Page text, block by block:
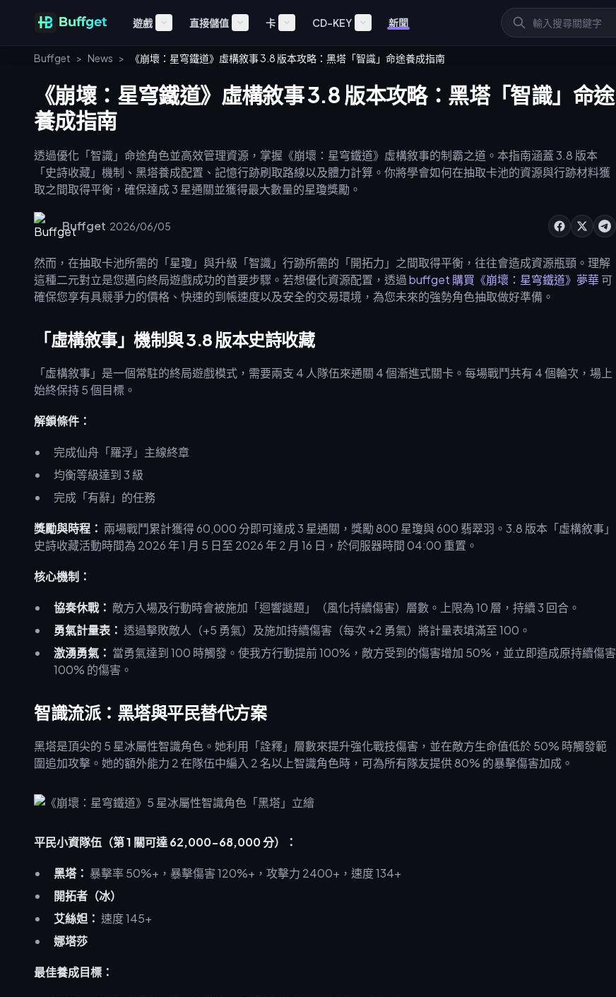
遊戲 直接儲值 卡 CD-KEY 新聞
Buffget > News > 《崩壞：星穹鐵道》虛構敘事 3.8 版本攻略：黑塔「智識」命途養成指南
《崩壞：星穹鐵道》虛構敘事 3.8 版本攻略：黑塔「智識」命途
養成指南
透過優化「智識」命途角色並高效管理資源，掌握《崩壞：星穹鐵道》虛構敘事的制霸之道。本指南涵蓋 3.8 版本
「史詩收藏」機制、黑塔養成配置、記憶行跡刷取路線以及體力計算。你將學會如何在抽取卡池的資源與行跡材料獲
取之間取得平衡，確保達成 3 星通關並獲得最大數量的星瓊獎勵。
Buffget·2026/06/05
然而，在抽取卡池所需的「星瓊」與升級「智識」行跡所需的「開拓力」之間取得平衡，往往會造成資源瓶頸。理解
這種二元對立是您邁向終局遊戲成功的首要步驟。若想優化資源配置，透過buffget 購買《崩壞：星穹鐵道》夢華可
確保您享有具競爭力的價格、快速的到帳速度以及安全的交易環境，為您未來的強勢角色抽取做好準備。
「虛構敘事」機制與 3.8 版本史詩收藏
「虛構敘事」是一個常駐的終局遊戲模式，需要兩支 4 人隊伍來通關 4 個漸進式關卡。每場戰鬥共有 4 個輪次，場上
始終保持 5 個目標。
解鎖條件：
完成仙舟「羅浮」主線終章
均衡等級達到 3 級
完成「有辭」的任務
獎勵與時程： 兩場戰鬥累計獲得 60,000 分即可達成 3 星通關，獎勵 800 星瓊與 600 翡翠羽。3.8 版本「虛構敘事」
史詩收藏活動時間為 2026 年 1 月 5 日至 2026 年 2 月 16 日，於伺服器時間 04:00 重置。
核心機制：
協奏休戰： 敵方入場及行動時會被施加「迴響謎題」（風化持續傷害）層數。上限為 10 層，持續 3 回合。
勇氣計量表： 透過擊敗敵人（+5 勇氣）及施加持續傷害（每次 +2 勇氣）將計量表填滿至 100。
激湧勇氣： 當勇氣達到 100 時觸發。使我方行動提前 100%，敵方受到的傷害增加 50%，並立即造成原持續傷害
100% 的傷害。
智識流派：黑塔與平民替代方案
黑塔是頂尖的 5 星冰屬性智識角色。她利用「詮釋」層數來提升強化戰技傷害，並在敵方生命值低於 50% 時觸發範
圍追加攻擊。她的額外能力 2 在隊伍中編入 2 名以上智識角色時，可為所有隊友提供 80% 的暴擊傷害加成。
平民小資隊伍（第 1 關可達 62,000-68,000 分）：
黑塔： 暴擊率 50%+，暴擊傷害 120%+，攻擊力 2400+，速度 134+
開拓者（冰）
艾絲妲： 速度 145+
娜塔莎
最佳養成目標：